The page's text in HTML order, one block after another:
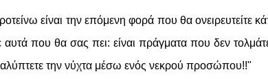
είναι την επόμενη φορά που θα ονειρευτείτε
που θα σας πει: είναι πράγματα που δεν
την νύχτα μέσω ενός νεκρού προσώπου!!"